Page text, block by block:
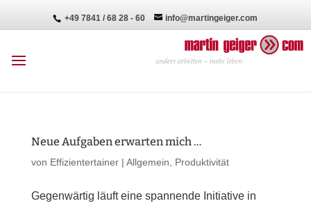
+49 7841 / 68 28 - 60 info@martingeiger.com
Neue Aufgaben erwarten mich …
von Effizientertainer| Allgemein Produktivität
Gegenwärtig läuft eine spannende Initiative in